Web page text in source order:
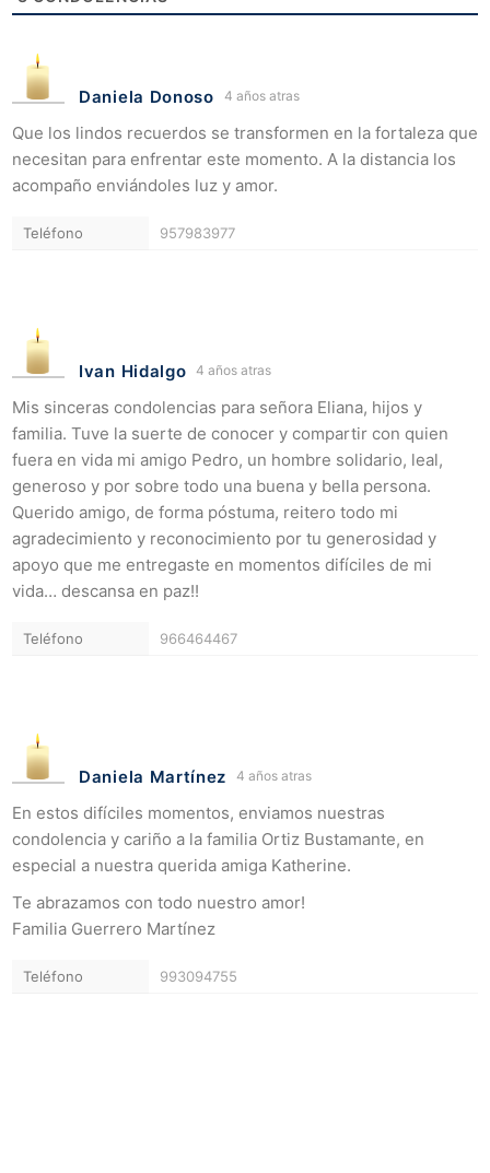
Daniela Donoso 4 años atras
Que los lindos recuerdos se transformen en la fortaleza que
necesitan para enfrentar este momento. A la distancia los
acompaño enviándoles luz y amor.
Teléfono 957983977
Ivan Hidalgo 4 años atras
Mis sinceras condolencias para señora Eliana, hijos y
familia. Tuve la suerte de conocer y compartir con quien
fuera en vida mi amigo Pedro, un hombre solidario, leal,
generoso y por sobre todo una buena y bella persona.
Querido amigo, de forma póstuma, reitero todo mi
agradecimiento y reconocimiento por tu generosidad y
apoyo que me entregaste en momentos difíciles de mi
vida… descansa en paz!!
Teléfono 966464467
Daniela Martínez 4 años atras
En estos difíciles momentos, enviamos nuestras
condolencia y cariño a la familia Ortiz Bustamante, en
especial a nuestra querida amiga Katherine.
Te abrazamos con todo nuestro amor!
Familia Guerrero Martínez
Teléfono 993094755